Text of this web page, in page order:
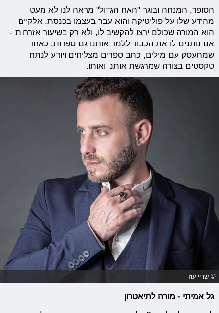
הסופר, המנחה ובוגר "האח הגדול" מראה לנו לא מעט
מהידע שלו על פוליטיקה והוא עבר בעצמו בכנסת. אלקיים
הוא המורה שכולם ירצו להקשיב לו, ולא רק בשיעור אזרחות -
אנו נותנים לו את הכבוד ללמד אותנו גם ספרות, כאחד
שמתעסק עם מילים, כתב ספרים מצליחים ויודע לנתח
טקסטים בצורה שמרגשת אותנו ואותו.
© שריי עוז
גל אמיתי - מורה לתיאטרון